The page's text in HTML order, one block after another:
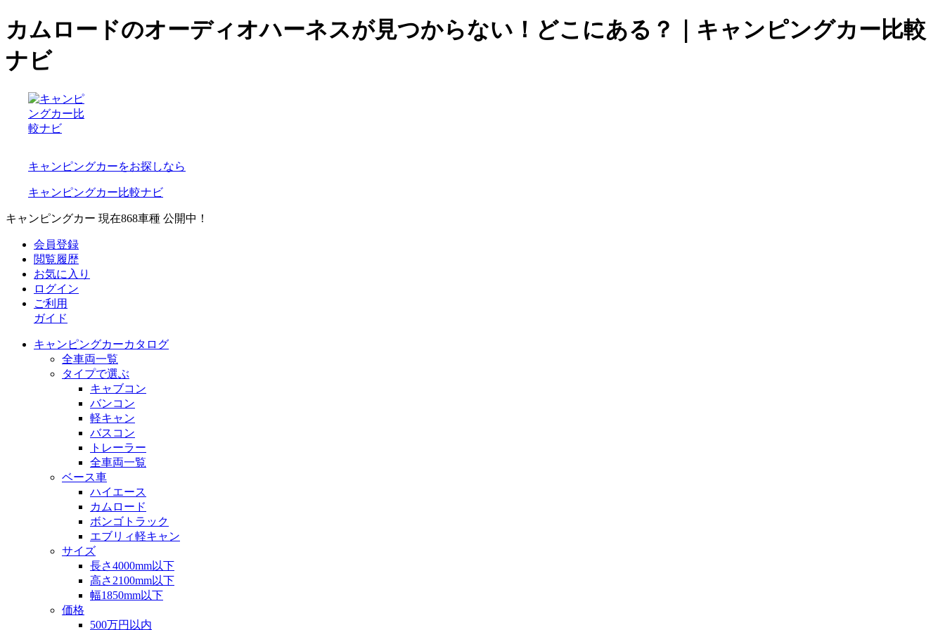
カムロードのオーディオハーネスが見つからない！どこにある？｜キャンピングカー比較
ナビ
キャンピングカーをお探しなら
キャンピングカー比較ナビ
キャンピングカー 現在868車種 公開中！
会員登録
閲覧履歴
お気に入り
ログイン
ご利用
ガイド
キャンピングカーカタログ
全車両一覧
タイプで選ぶ
キャブコン
バンコン
軽キャン
バスコン
トレーラー
全車両一覧
ベース車
ハイエース
カムロード
ボンゴトラック
エブリィ軽キャン
サイズ
長さ4000mm以下
高さ2100mm以下
幅1850mm以下
価格
500万円以内